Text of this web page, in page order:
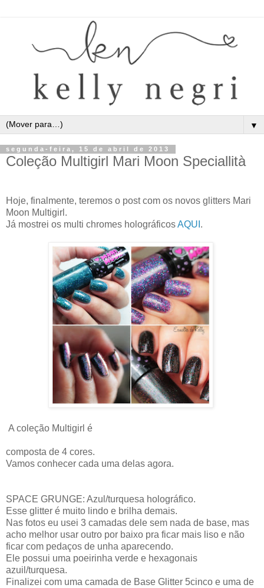
▼
segunda-feira, 15 de abril de 2013
Coleção Multigirl Mari Moon Speciallità
Hoje, finalmente, teremos o post com os novos glitters Mari
Moon Multigirl.
Já mostrei os multi chromes holográficosAQUI .
A coleção Multigirl é
composta de 4 cores.
Vamos conhecer cada uma delas agora.
SPACE GRUNGE: Azul/turquesa holográfico.
Esse glitter é muito lindo e brilha demais.
Nas fotos eu usei 3 camadas dele sem nada de base, mas
acho melhor usar outro por baixo pra ficar mais liso e não
ficar com pedaços de unha aparecendo.
Ele possui uma poeirinha verde e hexagonais
azuil/turquesa.
Finalizei com uma camada de Base Glitter 5cinco e uma de